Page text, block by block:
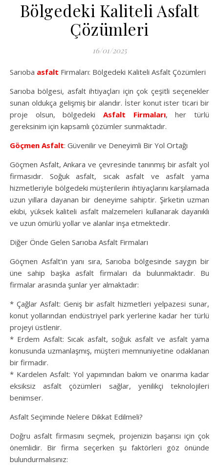
Bölgedeki Kaliteli Asfalt
Çözümleri
16/01/2025
Sarıoba asfalt Firmaları: Bölgedeki Kaliteli Asfalt Çözümleri
Sarıoba bölgesi, asfalt ihtiyaçları için çok çeşitli seçenekler
sunan oldukça gelişmiş bir alandır. İster konut ister ticari bir
proje olsun, bölgedeki Asfalt Firmaları, her türlü
gereksinim için kapsamlı çözümler sunmaktadır.
Göçmen Asfalt: Güvenilir ve Deneyimli Bir Yol Ortağı
Göçmen Asfalt, Ankara ve çevresinde tanınmış bir asfalt yol
firmasıdır. Soğuk asfalt, sıcak asfalt ve asfalt yama
hizmetleriyle bölgedeki müşterilerin ihtiyaçlarını karşılamada
uzun yıllara dayanan bir deneyime sahiptir. Şirketin uzman
ekibi, yüksek kaliteli asfalt malzemeleri kullanarak dayanıklı
ve uzun ömürlü yollar ve alanlar inşa etmektedir.
Diğer Önde Gelen Sarıoba Asfalt Firmaları
Göçmen Asfalt’ın yanı sıra, Sarıoba bölgesinde saygın bir
üne sahip başka asfalt firmaları da bulunmaktadır. Bu
firmalar arasında şunlar yer almaktadır:
* Çağlar Asfalt: Geniş bir asfalt hizmetleri yelpazesi sunar,
konut yollarından endüstriyel park yerlerine kadar her türlü
projeyi üstlenir.
* Erdem Asfalt: Sıcak asfalt, soğuk asfalt ve asfalt yama
konusunda uzmanlaşmış, müşteri memnuniyetine odaklanan
bir firmadır.
* Kardelen Asfalt: Yol yapımından bakım ve onarıma kadar
eksiksiz asfalt çözümleri sağlar, yenilikçi teknolojileri
benimser.
Asfalt Seçiminde Nelere Dikkat Edilmeli?
Doğru asfalt firmasını seçmek, projenizin başarısı için çok
önemlidir. Bir firma seçerken şu faktörleri göz önünde
bulundurmalısınız: